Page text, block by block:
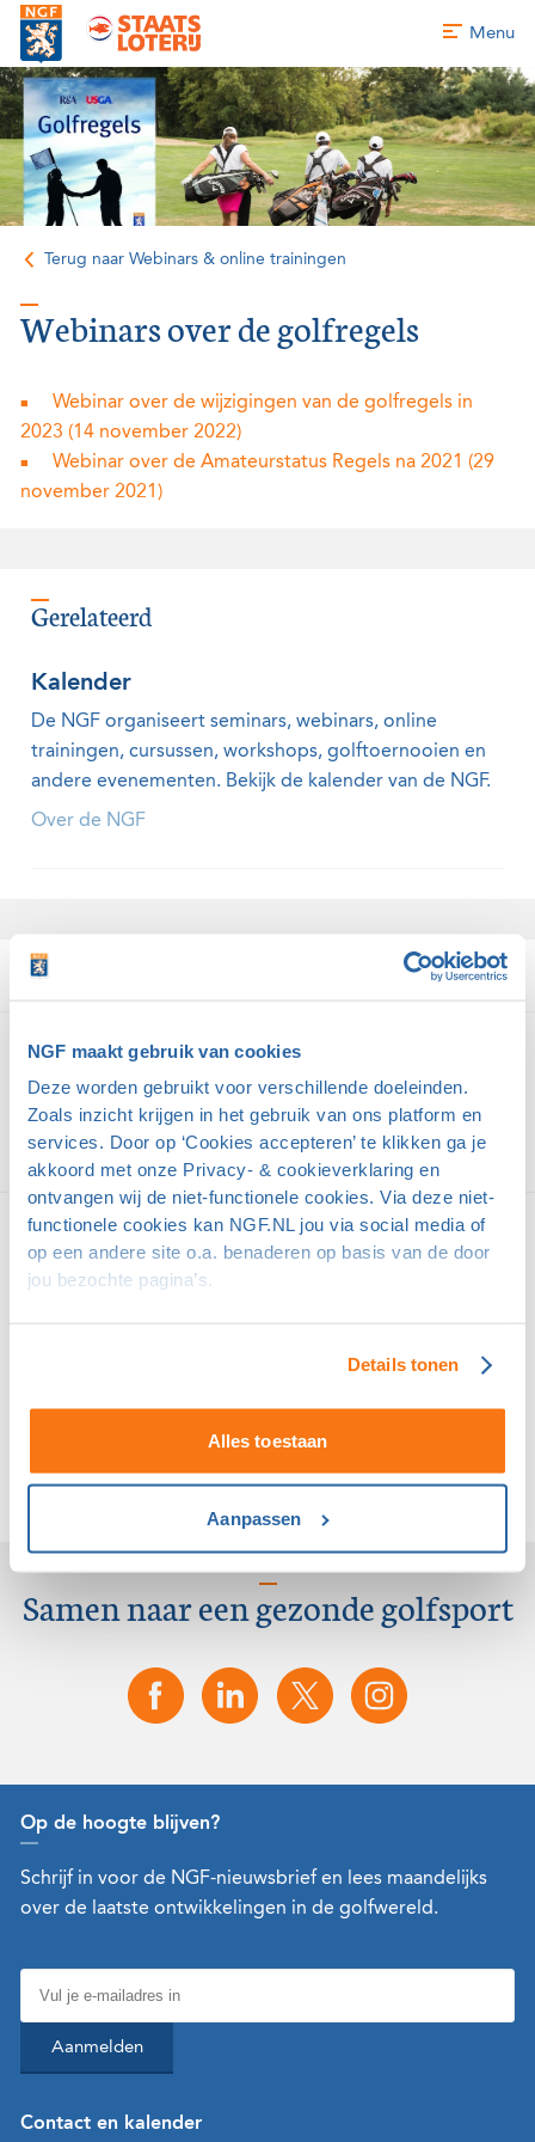
NGF maakt gebruik van cookies
Deze worden gebruikt voor verschillende doeleinden.
Zoals inzicht krijgen in het gebruik van ons platform en
services. Door op ‘Cookies accepteren’ te klikken ga je
akkoord met onze Privacy- & cookieverklaring en
ontvangen wij de niet-functionele cookies. Via deze niet-
functionele cookies kan NGF.NL jou via social media of
op een andere site o.a. benaderen op basis van de door
jou bezochte pagina’s.
Details tonen
Alles toestaan
Aanpassen
Menu
Terug naar Webinars & online trainingen
Webinars over de golfregels
Webinar over de wijzigingen van de golfregels in
2023 (14 november 2022)
Webinar over de Amateurstatus Regels na 2021 (29
november 2021)
Gerelateerd
Kalender
De NGF organiseert seminars, webinars, online
trainingen, cursussen, workshops, golftoernooien en
andere evenementen. Bekijk de kalender van de NGF.
Over de NGF
Domeinpartners van golf
Supporters van golf
Samen naar een gezonde golfsport
Op de hoogte blijven?
Schrijf in voor de NGF-nieuwsbrief en lees maandelijks
over de laatste ontwikkelingen in de golfwereld.
Aanmelden
Contact en kalender